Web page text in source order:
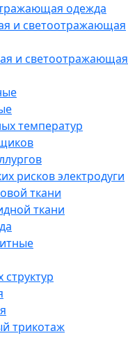
одежда
и светоотражающая
и светоотражающая
температур
рисков электродуги
ткани
ткани
трикотаж